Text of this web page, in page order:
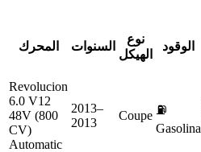
المحرك السنوات
نوع
الهيكل
الوقود
Revolucion
6.0 V12
48V (800
CV)
Automatic
2013–
2013
Coupe ⛽
Gasolina